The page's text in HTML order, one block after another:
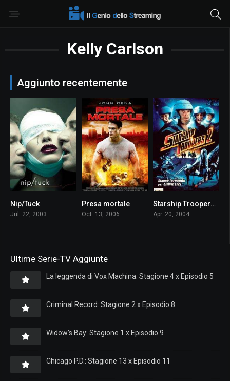
Kelly Carlson
Aggiunto recentemente
Nip/Tuck
Jul. 22, 2003
Presa mortale
Oct. 13, 2006
3.5
Starship Troopers 2 – Eroi della Federazione
Apr. 20, 2004
Ultime Serie-TV Aggiunte
La leggenda di Vox Machina: Stagione 4 x Episodio 5
Criminal Record: Stagione 2 x Episodio 8
Widow’s Bay: Stagione 1 x Episodio 9
Chicago P.D.: Stagione 13 x Episodio 11